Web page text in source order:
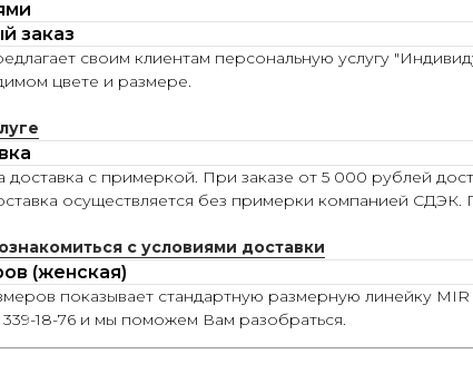
заказ
своим клиентам персональную услугу
цвете и размере.
с примеркой. При заказе от 5 000 рублей
осуществляется без примерки компанией СДЭК.
с условиями доставки
(женская)
показывает стандартную размерную линейку
18-76 и мы поможем Вам разобраться.